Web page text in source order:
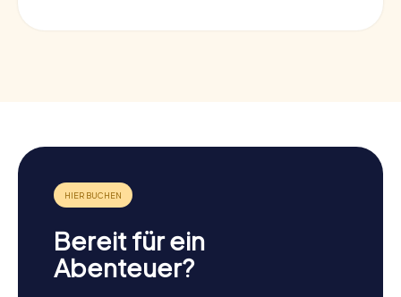
Bereit für ein
Abenteuer?